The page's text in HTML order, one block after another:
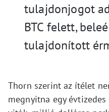
tulajdonjogot
BTC felett,
tulajdonított
Thorn szerint az ítélet
megnyitna egy